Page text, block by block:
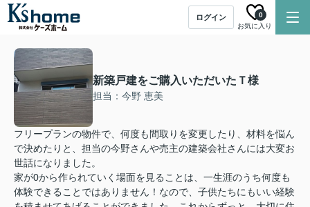
ログイン
お気に入り
0
新築戸建をご購入いただいたＴ様
担当：今野 恵美
フリープランの物件で、何度も間取りを変更したり、材料を悩ん
で決めたりと、担当の今野さんや売主の建築会社さんには大変お
世話になりました。
家が0から作られていく場面を見ることは、一生涯のうち何度も
体験できることではありません！なので、子供たちにもいい経験